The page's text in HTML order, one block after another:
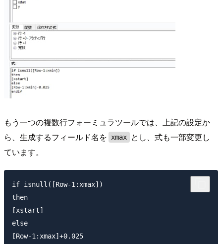
もう一つの複数行フォーミュラツールでは、上記の設定か
ら、生成するフィールド名を
xmax
とし、式も一部変更し
ています。
if isnull([Row-1:xmax])
then
[xstart]
else
[Row-1:xmax]+0.025